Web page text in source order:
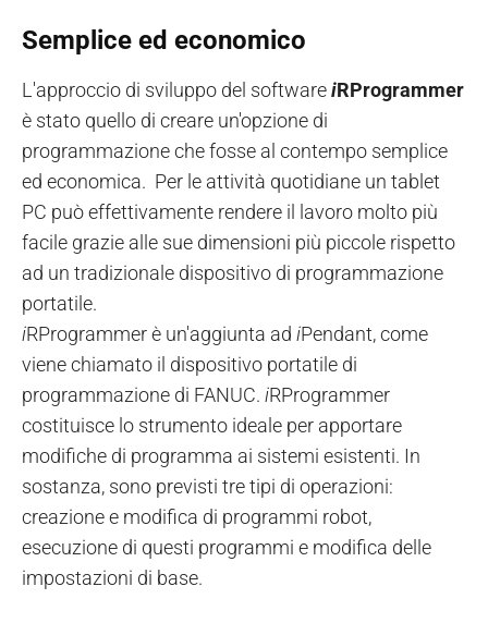
Semplice ed economico
L'approccio di sviluppo del softwareiRProgrammer
è stato quello di creare un'opzione di
programmazione che fosse al contempo semplice
ed economica. Per le attività quotidiane un tablet
PC può effettivamente rendere il lavoro molto più
facile grazie alle sue dimensioni più piccole rispetto
ad un tradizionale dispositivo di programmazione
portatile.
iRProgrammer è un'aggiunta ad iPendant, come
viene chiamato il dispositivo portatile di
programmazione di FANUC. iRProgrammer
costituisce lo strumento ideale per apportare
modifiche di programma ai sistemi esistenti. In
sostanza, sono previsti tre tipi di operazioni:
creazione e modifica di programmi robot,
esecuzione di questi programmi e modifica delle
impostazioni di base.